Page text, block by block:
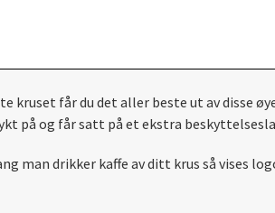
får du det aller beste ut av disse
på og får satt på et ekstra
man drikker kaffe av ditt krus så vises